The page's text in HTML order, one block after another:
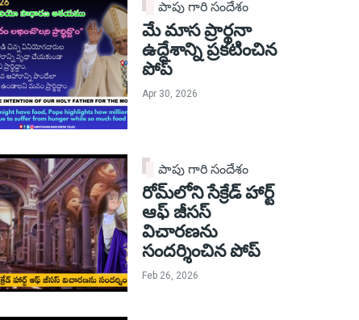
పాపు గారి సందేశం
మే మాస ప్రార్థనా
ఉద్దేశాన్ని ప్రకటించిన
పోప్
Apr 30, 2026
పాపు గారి సందేశం
రోమ్‌లోని సేక్రేడ్ హార్ట్
ఆఫ్ జీసస్
విచారణను
సందర్శించిన పోప్
Feb 26, 2026